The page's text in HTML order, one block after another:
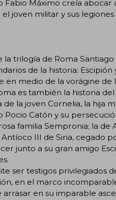
Fabio Máximo creía
joven militar y sus
la trilogía de Roma
de la historia:
en medio de la vorágine de
es también la historia
la joven Cornelia, la hija
Catón y su
familia Sempronia; la
III de Siria, cegado
junto a su gran amigo
ser testigos privilegiados
en el marco
en su imparable